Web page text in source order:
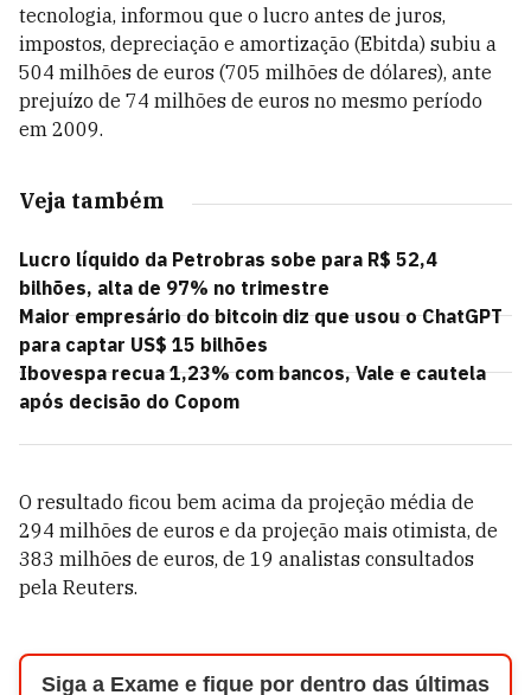
tecnologia, informou que o lucro antes de juros,
impostos, depreciação e amortização (Ebitda) subiu a
504 milhões de euros (705 milhões de dólares), ante
prejuízo de 74 milhões de euros no mesmo período
em 2009.
Veja também
Lucro líquido da Petrobras sobe para R$ 52,4
bilhões, alta de 97% no trimestre
Maior empresário do bitcoin diz que usou o ChatGPT
para captar US$ 15 bilhões
Ibovespa recua 1,23% com bancos, Vale e cautela
após decisão do Copom
O resultado ficou bem acima da projeção média de
294 milhões de euros e da projeção mais otimista, de
383 milhões de euros, de 19 analistas consultados
pela Reuters.
Siga a Exame e fique por dentro das últimas